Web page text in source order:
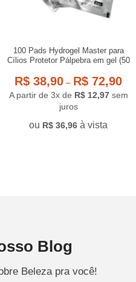
100 Pads Hydrogel Master para
Cílios Protetor Pálpebra em gel (50
R$ 38,90 – R$ 72,90
A partir de 3x de R$12,97 sem
juros
ou R$ 36,96 à vista
Blog
Beleza pra você!